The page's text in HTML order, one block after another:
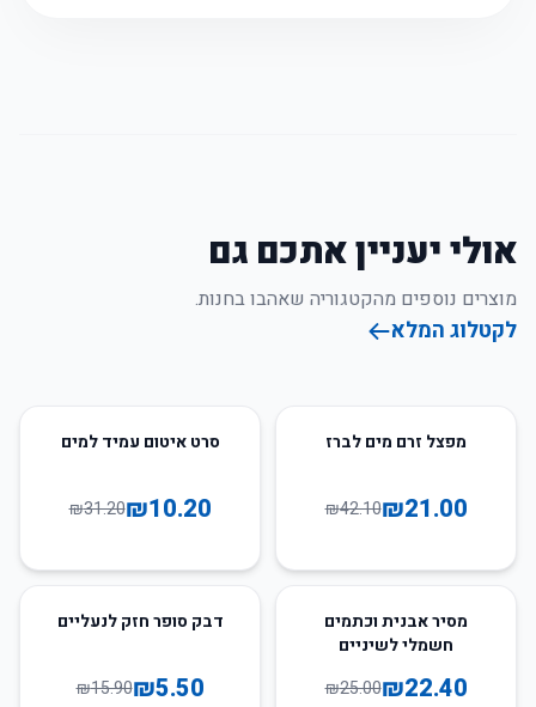
אולי יעניין אתכם גם
מוצרים נוספים מהקטגוריה שאהבו בחנות.
לקטלוג המלא
מפצל זרם מים לברז
₪21.00
₪42.10
67
סרט איטום עמיד למים
₪10.20
₪31.20
מסיר אבנית וכתמים
חשמלי לשיניים
₪22.40
₪25.00
65
דבק סופר חזק לנעליים
₪5.50
₪15.90